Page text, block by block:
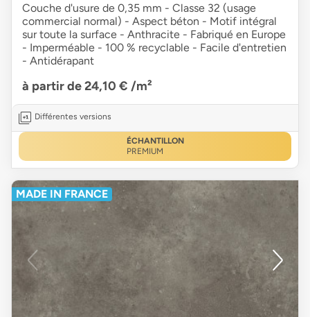
Couche d'usure de 0,35 mm - Classe 32 (usage
commercial normal) - Aspect béton - Motif intégral
sur toute la surface - Anthracite - Fabriqué en Europe
- Imperméable - 100 % recyclable - Facile d'entretien
- Antidérapant
à partir de 24,10 € /m²
Différentes versions
ÉCHANTILLON
PREMIUM
MADE IN FRANCE